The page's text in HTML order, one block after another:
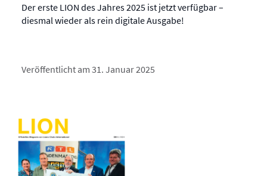
Der erste LION des Jahres 2025 ist jetzt verfügbar –
diesmal wieder als rein digitale Ausgabe!
Veröffentlicht am 31. Januar 2025